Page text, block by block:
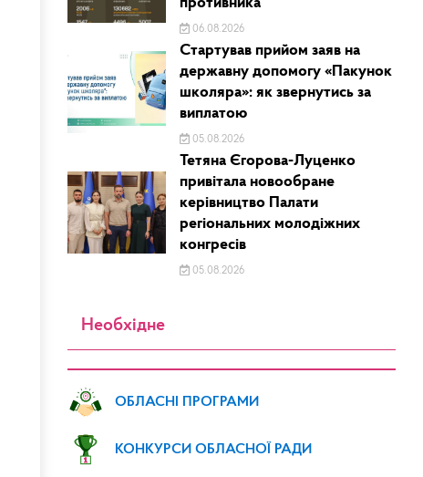
06.08.2026
Стартував прийом заяв на
державну допомогу «Пакунок
школяра»: як звернутись за
виплатою
05.08.2026
Тетяна Єгорова-Луценко
привітала новообране
керівництво Палати
регіональних молодіжних
конгресів
05.08.2026
Необхідне
ОБЛАСНІ ПРОГРАМИ
КОНКУРСИ ОБЛАСНОЇ РАДИ